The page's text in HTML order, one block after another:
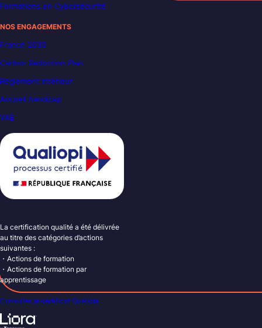
Formations en Cybersécurité
NOS ENGAGEMENTS
France 2030
Carbon Reduction Plan
Règlement intérieur
Accueil handicap
VAE
La certification qualité a été délivrée
au titre des catégories d’actions
suivantes :
・Actions de formation
・Actions de formation par
apprentissage
Consulter le certificat Qualiopi